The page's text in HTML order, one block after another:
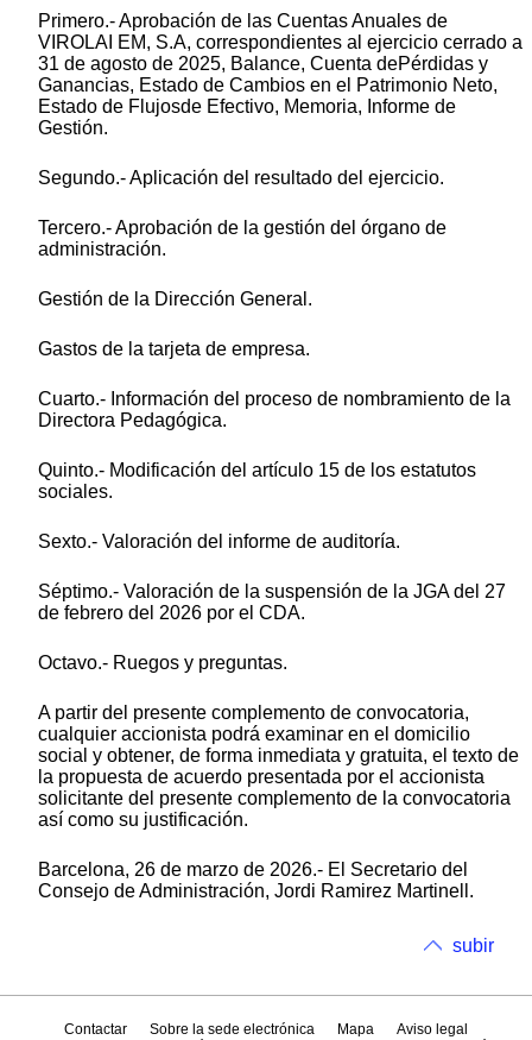
Primero.- Aprobación de las Cuentas Anuales de
VIROLAI EM, S.A, correspondientes al ejercicio cerrado a
31 de agosto de 2025, Balance, Cuenta dePérdidas y
Ganancias, Estado de Cambios en el Patrimonio Neto,
Estado de Flujosde Efectivo, Memoria, Informe de
Gestión.
Segundo.- Aplicación del resultado del ejercicio.
Tercero.- Aprobación de la gestión del órgano de
administración.
Gestión de la Dirección General.
Gastos de la tarjeta de empresa.
Cuarto.- Información del proceso de nombramiento de la
Directora Pedagógica.
Quinto.- Modificación del artículo 15 de los estatutos
sociales.
Sexto.- Valoración del informe de auditoría.
Séptimo.- Valoración de la suspensión de la JGA del 27
de febrero del 2026 por el CDA.
Octavo.- Ruegos y preguntas.
A partir del presente complemento de convocatoria,
cualquier accionista podrá examinar en el domicilio
social y obtener, de forma inmediata y gratuita, el texto de
la propuesta de acuerdo presentada por el accionista
solicitante del presente complemento de la convocatoria
así como su justificación.
Barcelona, 26 de marzo de 2026.- El Secretario del
Consejo de Administración, Jordi Ramirez Martinell.
subir
Contactar Sobre la sede electrónica Mapa
Aviso legal